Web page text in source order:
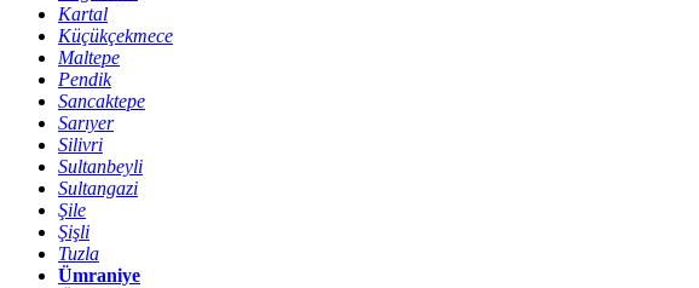
Kartal
Küçükçekmece
Maltepe
Pendik
Sancaktepe
Sarıyer
Silivri
Sultanbeyli
Sultangazi
Şile
Şişli
Tuzla
Ümraniye